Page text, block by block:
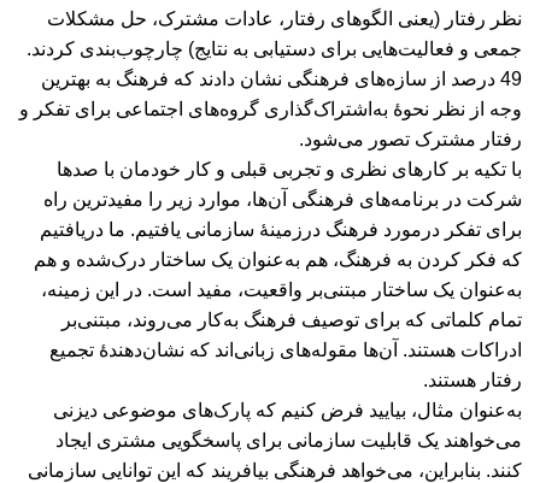
نظر رفتار (یعنی الگوهای رفتار، عادات مشترک، حل مشکلات
جمعی و فعالیت‌هایی برای دستیابی به نتایج) چارچوب‌بندی کردند.
49 درصد از سازه‌های فرهنگی نشان دادند که فرهنگ به بهترین
وجه از نظر نحوۀ به‌اشتراک‌گذاری گروه‌های اجتماعی برای تفکر و
رفتار مشترک تصور می‌شود.
با تکیه بر کارهای نظری و تجربی قبلی و کار خودمان با صدها
شرکت در برنامه‌های فرهنگی آن‌ها، موارد زیر را مفیدترین راه
برای تفکر درمورد فرهنگ در‌زمینۀ سازمانی یافتیم. ما دریافتیم
که فکر کردن به فرهنگ، هم به‌عنوان یک ساختار درک‌شده و هم
به‌عنوان یک ساختار مبتنی‌بر واقعیت، مفید است. در این زمینه،
تمام کلماتی که برای توصیف فرهنگ به‌کار می‌روند، مبتنی‌بر
ادراکات هستند. آن‌ها مقوله‌های زبانی‌اند که نشان‌دهندۀ تجمیع
رفتار هستند.
به‌عنوان مثال، بیایید فرض کنیم که پارک‌های موضوعی دیزنی
می‌خواهند یک قابلیت سازمانی برای پاسخگویی مشتری ایجاد
کنند. بنابراین، می‌خواهد فرهنگی بیافریند که این توانایی سازمانی